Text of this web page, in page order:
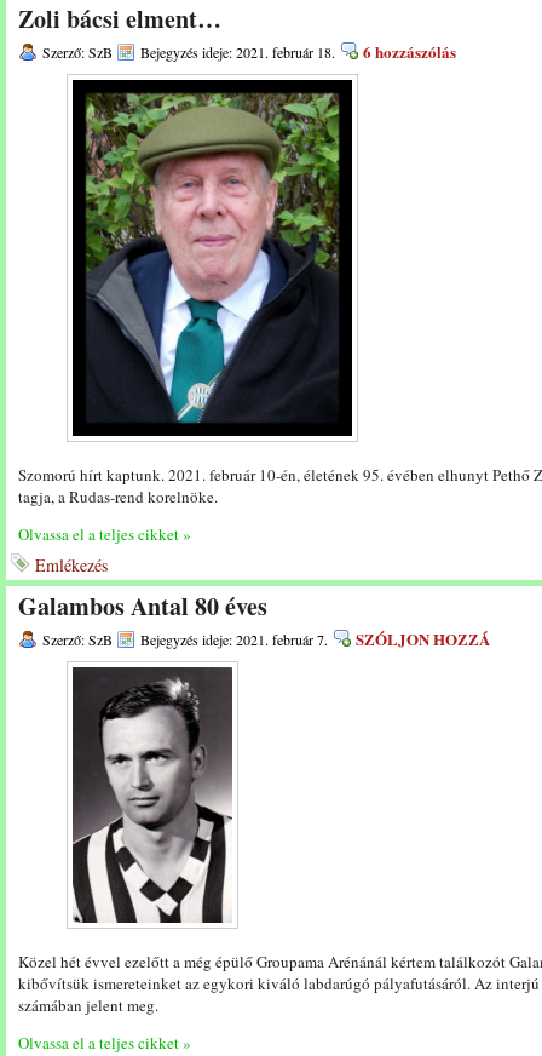
Zoli bácsi elment…
Szerző: SzB Bejegyzés ideje: 2021. február 18. 6 hozzászólás
Szomorú hírt kaptunk. 2021. február 10-én, életének 95. évében elhunyt Pethő
tagja, a Rudas-rend korelnöke.
Olvassa el a teljes cikket »
Emlékezés
Galambos Antal 80 éves
Szerző: SzB Bejegyzés ideje: 2021. február 7. SZÓLJON HOZZÁ
Közel hét évvel ezelőtt a még épülő Groupama Arénánál kértem találkozót
kibővítsük ismereteinket az egykori kiváló labdarúgó pályafutásáról. Az
számában jelent meg.
Olvassa el a teljes cikket »